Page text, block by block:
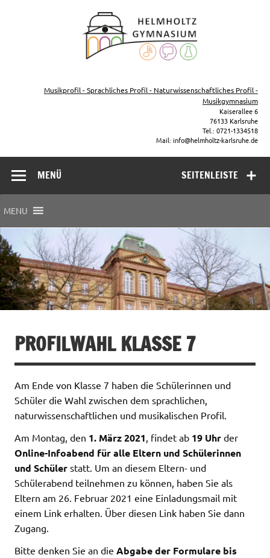
Musikprofil - Sprachliches Profil - Naturwissenschaftliches Profil -
Musikgymnasium
Kaiserallee 6
76133 Karlsruhe
Tel.: 0721-1334518
Mail: info@helmholtz-karlsruhe.de
SEITENLEISTE
MENÜ
MENU
PROFILWAHL KLASSE 7
Am Ende von Klasse 7 haben die Schülerinnen und
Schüler die Wahl zwischen dem sprachlichen,
naturwissenschaftlichen und musikalischen Profil.
Am Montag, den 1. März 2021, findet ab 19 Uhr der
Online-Infoabend für alle Eltern und Schülerinnen
und Schüler statt. Um an diesem Eltern- und
Schülerabend teilnehmen zu können, haben Sie als
Eltern am 26. Februar 2021 eine Einladungsmail mit
einem Link erhalten. Über diesen Link haben Sie dann
Zugang.
Bitte denken Sie an die Abgabe der Formulare bis